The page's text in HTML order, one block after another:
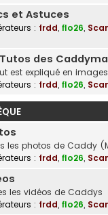
et Astuces
: frdd, flo26,
des
est expliqué en
: frdd, flo26,
les photos de Caddy
: frdd, flo26,
les vidéos de Caddys
: frdd, flo26,